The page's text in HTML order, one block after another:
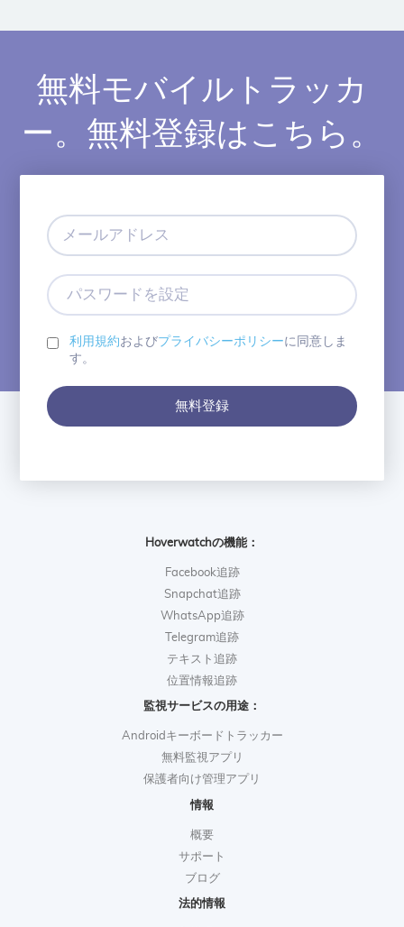
無料モバイルトラッカ
ー。無料登録はこちら。
ア
レ
ス
ー
定
利用規約およびプライバシーポリシーに同意しま
す。
無料登録
Hoverwatchの機能：
Facebook追跡
Snapchat追跡
WhatsApp追跡
Telegram追跡
テキスト追跡
位置情報追跡
監視サービスの用途：
Androidキーボードトラッカー
無料監視アプリ
保護者向け管理アプリ
情報
概要
サポート
ブログ
法的情報